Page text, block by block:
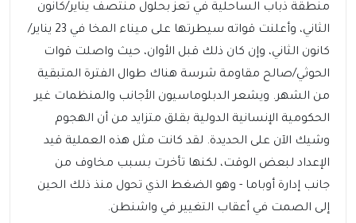
منطقة ذباب الساحلية في تعز بحلول منتصف يناير/كانون
الثاني، وأعلنت قواته سيطرتها على ميناء المخا في 23 يناير/
كانون الثاني، وإن كان ذلك قبل الأوان، حيث واصلت قوات
الحوثي/صالح مقاومة شرسة هناك طوال الفترة المتبقية
من الشهر. ويشعر الدبلوماسيون الأجانب والمنظمات غير
الحكومية الإنسانية الدولية بقلق متزايد من أن الهجوم
وشيك الآن على الحديدة. لقد كانت مثل هذه العملية قيد
الإعداد لبعض الوقت، لكنها تأخرت بسبب مخاوف من
جانب إدارة أوباما - وهو الضغط الذي تحول منذ ذلك الحين
إلى الصمت في أعقاب التغيير في واشنطن.